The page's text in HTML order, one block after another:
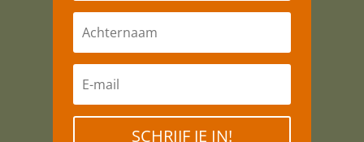
SCHRIJF JE IN!